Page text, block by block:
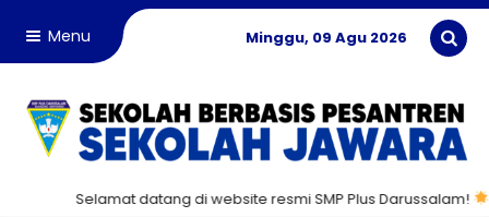
Menu Minggu, 09 Agu 2026
Selamat datang di website resmi SMP Plus Darussalam! Mari